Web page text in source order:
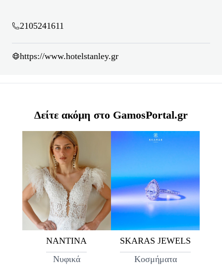
2105241611
https://www.hotelstanley.gr
Δείτε ακόμη στο GamosPortal.gr
ΝΑΝΤΙΝΑ
Νυφικά
SKARAS JEWELS
Κοσμήματα